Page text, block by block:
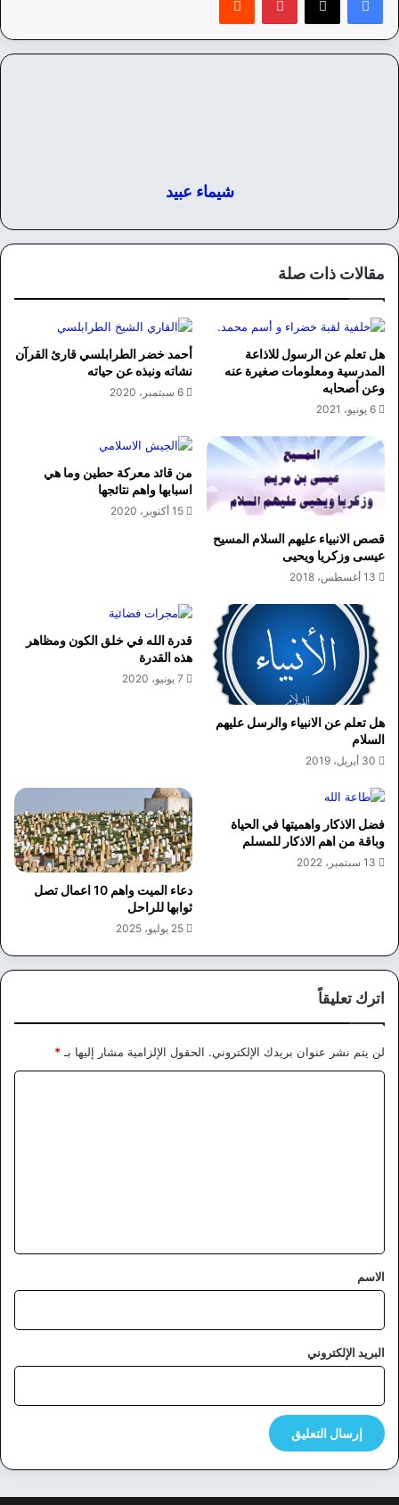
شيماء عبيد
مقالات ذات صلة
هل تعلم عن الرسول للاذاعة
المدرسية ومعلومات صغيرة عنه
وعن أصحابه
6 يونيو، 2021
أحمد خضر الطرابلسي قارئ القرآن
نشاته ونبذه عن حياته
6 سبتمبر، 2020
قصص الانبياء عليهم السلام المسيح
عيسى وزكريا ويحيى
13 أغسطس، 2018
من قائد معركة حطين وما هي
اسبابها واهم نتائجها
15 أكتوبر، 2020
هل تعلم عن الانبياء والرسل عليهم
السلام
30 أبريل، 2019
قدرة الله في خلق الكون ومظاهر
هذه القدرة
7 يونيو، 2020
فضل الاذكار واهميتها في الحياة
وباقة من اهم الاذكار للمسلم
13 سبتمبر، 2022
دعاء الميت واهم 10 اعمال تصل
ثوابها للراحل
25 يوليو، 2025
اترك تعليقاً
لن يتم نشر عنوان بريدك الإلكتروني. الحقول الإلزامية مشار إليها بـ *
*
الاسم
البريد الإلكتروني